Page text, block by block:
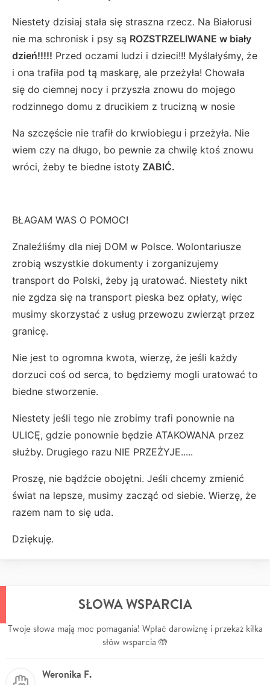
Niestety dzisiaj stała się straszna rzecz. Na Białorusi
nie ma schronisk i psy są ROZSTRZELIWANE w biały
dzień!!!!! Przed oczami ludzi i dzieci!!! Myślałyśmy, że
i ona trafiła pod tą maskarę, ale przeżyła! Chowała
się do ciemnej nocy i przyszła znowu do mojego
rodzinnego domu z drucikiem z trucizną w nosie
Na szczęście nie trafił do krwiobiegu i przeżyła. Nie
wiem czy na długo, bo pewnie za chwilę ktoś znowu
wróci, żeby te biedne istoty ZABIĆ.
BŁAGAM WAS O POMOC!
Znaleźliśmy dla niej DOM w Polsce. Wolontariusze
zrobią wszystkie dokumenty i zorganizujemy
transport do Polski, żeby ją uratować. Niestety nikt
nie zgdza się na transport pieska bez opłaty, więc
musimy skorzystać z usług przewozu zwierząt przez
granicę.
Nie jest to ogromna kwota, wierzę, że jeśli każdy
dorzuci coś od serca, to będziemy mogli uratować to
biedne stworzenie.
Niestety jeśli tego nie zrobimy trafi ponownie na
ULICĘ, gdzie ponownie będzie ATAKOWANA przez
służby. Drugiego razu NIE PRZEŻYJE.....
Proszę, nie bądźcie obojętni. Jeśli chcemy zmienić
świat na lepsze, musimy zacząć od siebie. Wierzę, że
razem nam to się uda.
Dziękuję.
SŁOWA WSPARCIA
Twoje słowa mają moc pomagania! Wpłać darowiznę i przekaż kilka
słów wsparcia 🤲
Weronika F.